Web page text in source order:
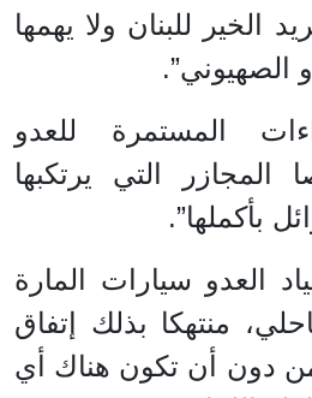
الخير للبنان ولا يهمها
المستمرة للعدو
المجازر التي يرتكبها
بأكملها”.
العدو سيارات المارة
منتهكا بذلك إتفاق
دون أن تكون هناك أي